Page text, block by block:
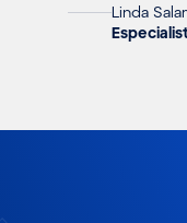
Linda